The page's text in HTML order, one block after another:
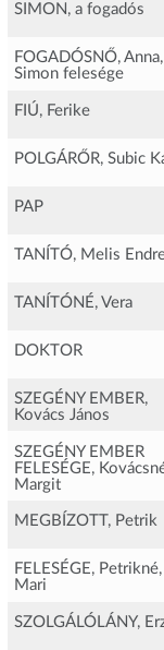
SIMON, a fogadós
FOGADÓSNŐ, Anna,
Simon felesége
FIÚ, Ferike
POLGÁRŐR, Subic
PAP
TANÍTÓ, Melis
TANÍTÓNÉ, Vera
DOKTOR
SZEGÉNY EMBER,
Kovács János
SZEGÉNY EMBER
FELESÉGE,
Margit
MEGBÍZOTT, Petrik
FELESÉGE, Petrikné,
Mari
SZOLGÁLÓLÁNY,